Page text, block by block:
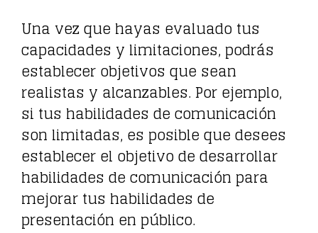
Una vez que hayas evaluado tus
capacidades y limitaciones, podrás
establecer objetivos que sean
realistas y alcanzables. Por ejemplo,
si tus habilidades de comunicación
son limitadas, es posible que desees
establecer el objetivo de desarrollar
habilidades de comunicación para
mejorar tus habilidades de
presentación en público.